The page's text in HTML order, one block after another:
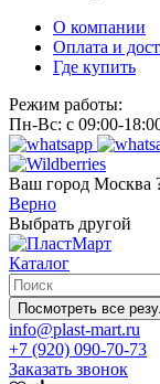
О компании
Оплата и
Где купить
Режим работы:
Пн-Вс: с 09:00-
Ваш город Москва
Верно
Выбрать другой
Каталог
Посмотреть все
info@plast-mart.ru
+7 (920) 090-70-73
Заказать звонок